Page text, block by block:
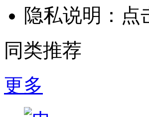
隐私说明： 点
同类推荐
更多